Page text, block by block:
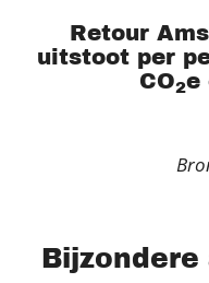
Retour
uitstoot per
CO2e